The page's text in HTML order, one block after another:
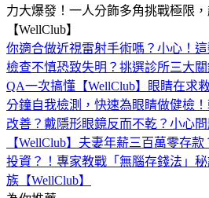
力大爆發！一人分飾多角挑戰極限
【WellClub】
你適合做近視雷射手術嗎？小心！
檢查不慎恐致失明？挑選診所三大
QA一次搞懂【WellClub】
眼睛在求
分鐘自我檢測，快速為眼睛做健檢
改善？戴隱形眼鏡反而不乾？小心問
【WellClub】 夫妻年薪三百萬零存
投資？！專家教戰「無腦存錢法」
族【WellClub】